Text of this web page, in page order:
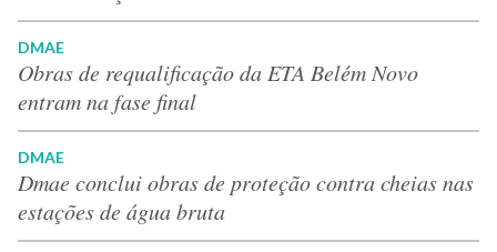
DMAE
Obras de requalificação da ETA Belém Novo
entram na fase final
DMAE
Dmae conclui obras de proteção contra cheias nas
estações de água bruta